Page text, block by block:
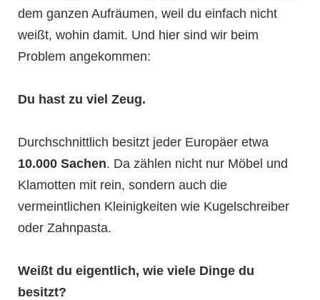
dem ganzen Aufräumen, weil du einfach nicht
weißt, wohin damit. Und hier sind wir beim
Problem angekommen:
Du hast zu viel Zeug.
Durchschnittlich besitzt jeder Europäer etwa
10.000 Sachen. Da zählen nicht nur Möbel und
Klamotten mit rein, sondern auch die
vermeintlichen Kleinigkeiten wie Kugelschreiber
oder Zahnpasta.
Weißt du eigentlich, wie viele Dinge du
besitzt?